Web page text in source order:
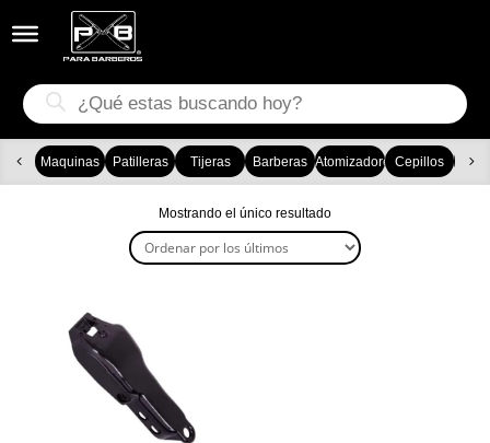
Búsqueda
de
productos
Maquinas Patilleras Tijeras Barberas AtomizadoresCepillos
Mostrando el único resultado